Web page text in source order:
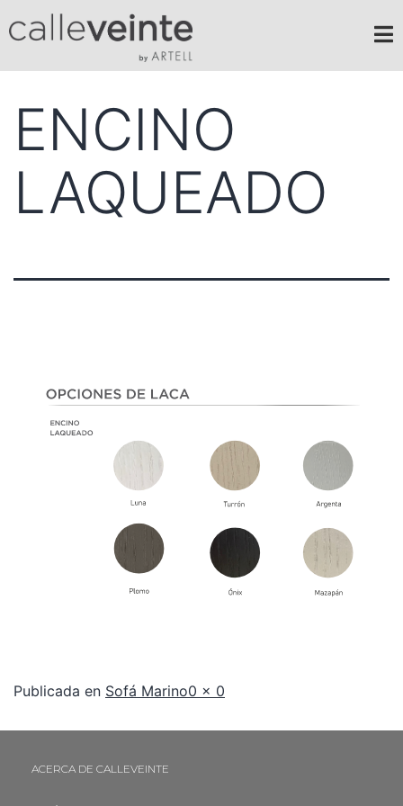
ENCINO
LAQUEADO
Publicada en Sofá Marino0 × 0
ACERCA DE CALLEVEINTE